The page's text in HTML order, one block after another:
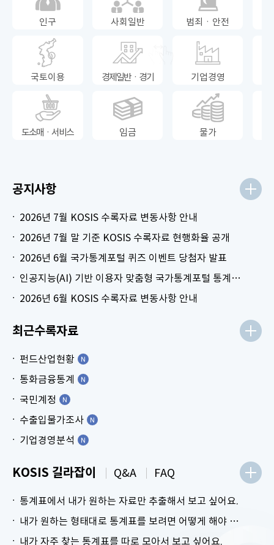
인구 사회일반 범죄ㆍ안전
국토이용 경제일반ㆍ경기 기업경영
도소매ㆍ서비스 임금 물가
공지사항
2026년 7월 KOSIS 수록자료 변동사항 안내
2026년 7월 말 기준 KOSIS 수록자료 현행화율 공개
2026년 6월 국가통계포털 퀴즈 이벤트 당첨자 발표
인공지능(AI) 기반 이용자 맞춤형 국가통계포털 통계표 생성 시범 서비스 안내
2026년 6월 KOSIS 수록자료 변동사항 안내
최근수록자료
펀드산업현황
통화금융통계
국민계정
수출입물가조사
기업경영분석
KOSIS 길라잡이
통계표에서 내가 원하는 자료만 추출해서 보고 싶어요.
내가 원하는 형태대로 통계표를 보려면 어떻게 해야 하나요?
내가 자주 찾는 통계표를 따로 모아서 보고 싶어요.
Q&A FAQ